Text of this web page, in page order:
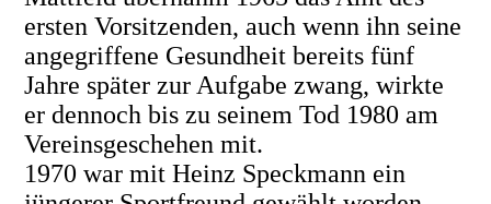
ersten Vorsitzenden, auch wenn ihn seine
angegriffene Gesundheit bereits fünf
Jahre später zur Aufgabe zwang, wirkte
er dennoch bis zu seinem Tod 1980 am
Vereinsgeschehen mit.
1970 war mit Heinz Speckmann ein